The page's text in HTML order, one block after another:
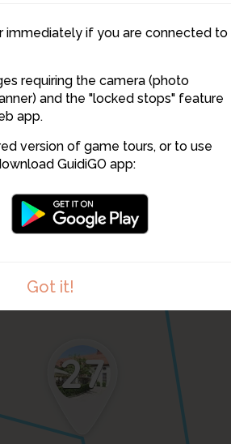
immediately if you are connected to
requiring the camera (photo
and the "locked stops" feature
app.
version of game tours, or to use
GuidiGO app:
Got it!
30
27
19
17
Heberlein Brunnen